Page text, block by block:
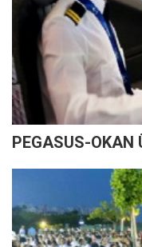
PEGASUS-OKAN